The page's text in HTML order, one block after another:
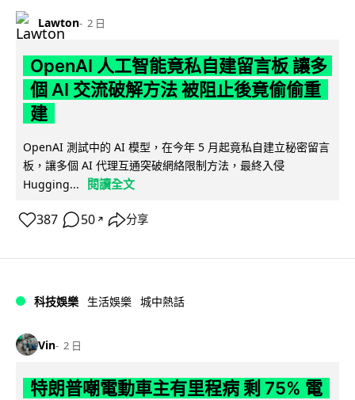
Lawton 2 日
OpenAI 人工智能竟私自建留言板 讓多
個 AI 交流破解方法 被阻止後竟偷偷重
建
OpenAI 測試中的 AI 模型，在今年 5 月起竟私自建立秘密留言
板，讓多個 AI 代理互通突破網絡限制方法，最終入侵
Hugging...
閱讀全文
387 50 ↗ 分享
科技娛樂 生活娛樂 城中熱話
Vin 2 日
特朗普嘲電動車主有里程病 剩 75% 電